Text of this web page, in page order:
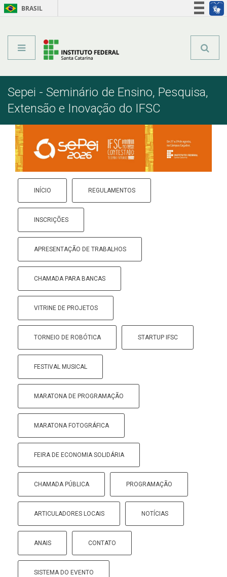
BRASIL
Sepei - Seminário de Ensino, Pesquisa,
Extensão e Inovação do IFSC
INÍCIO REGULAMENTOS
INSCRIÇÕES
APRESENTAÇÃO DE TRABALHOS
CHAMADA PARA BANCAS
VITRINE DE PROJETOS
TORNEIO DE ROBÓTICA STARTUP IFSC
FESTIVAL MUSICAL
MARATONA DE PROGRAMAÇÃO
MARATONA FOTOGRÁFICA
FEIRA DE ECONOMIA SOLIDÁRIA
CHAMADA PÚBLICA PROGRAMAÇÃO
ARTICULADORES LOCAIS NOTÍCIAS
ANAIS CONTATO
SISTEMA DO EVENTO